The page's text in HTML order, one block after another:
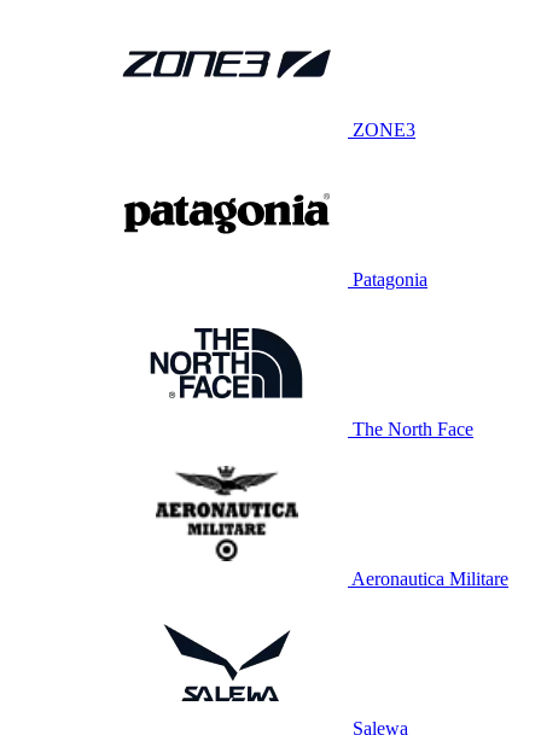
ZONE3
Patagonia
The North Face
Aeronautica Militare
Salewa